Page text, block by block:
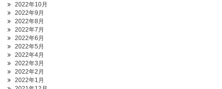
2022年10月
2022年9月
2022年8月
2022年7月
2022年6月
2022年5月
2022年4月
2022年3月
2022年2月
2022年1月